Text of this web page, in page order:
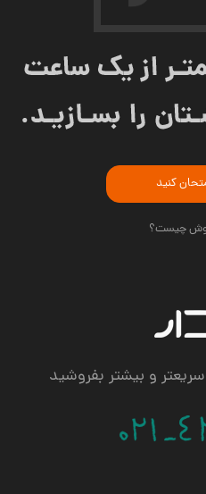
کنید
چیست؟
و بیشتر بفروشید